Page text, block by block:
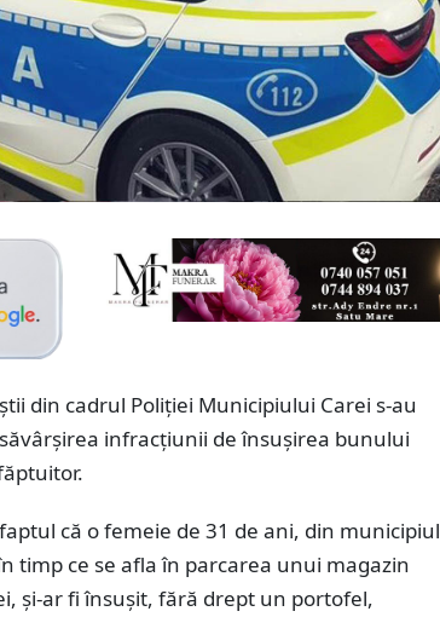
din cadrul Poliției Municipiului Carei s-au
infracțiunii de însușirea bunului
că o femeie de 31 de ani, din municipiul
timp ce se afla în parcarea unui magazin
și-ar fi însușit, fără drept un portofel,